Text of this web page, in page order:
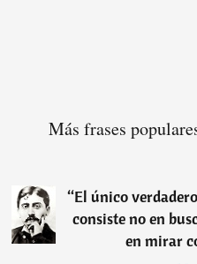
Más frases
“El único
consiste no en
en mirar